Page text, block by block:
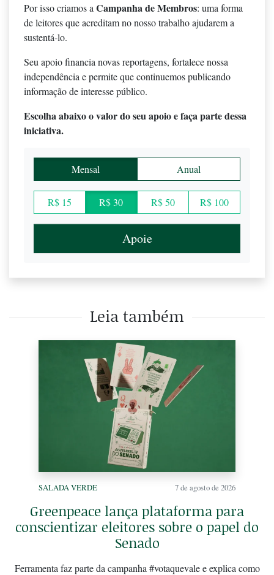
Por isso criamos aCampanha de Membros: uma forma
de leitores que acreditam no nosso trabalho ajudarem a
sustentá-lo.
Seu apoio financia novas reportagens, fortalece nossa
independência e permite que continuemos publicando
informação de interesse público.
Escolha abaixo o valor do seu apoio e faça parte dessa
iniciativa.
Mensal Anual
R$ 15 R$ 30 R$ 50 R$ 100
Apoie
Leia também
SALADA VERDE 7 de agosto de 2026
Greenpeace lança plataforma para
conscientizar eleitores sobre o papel do
Senado
Ferramenta faz parte da campanha #votaquevale e explica como